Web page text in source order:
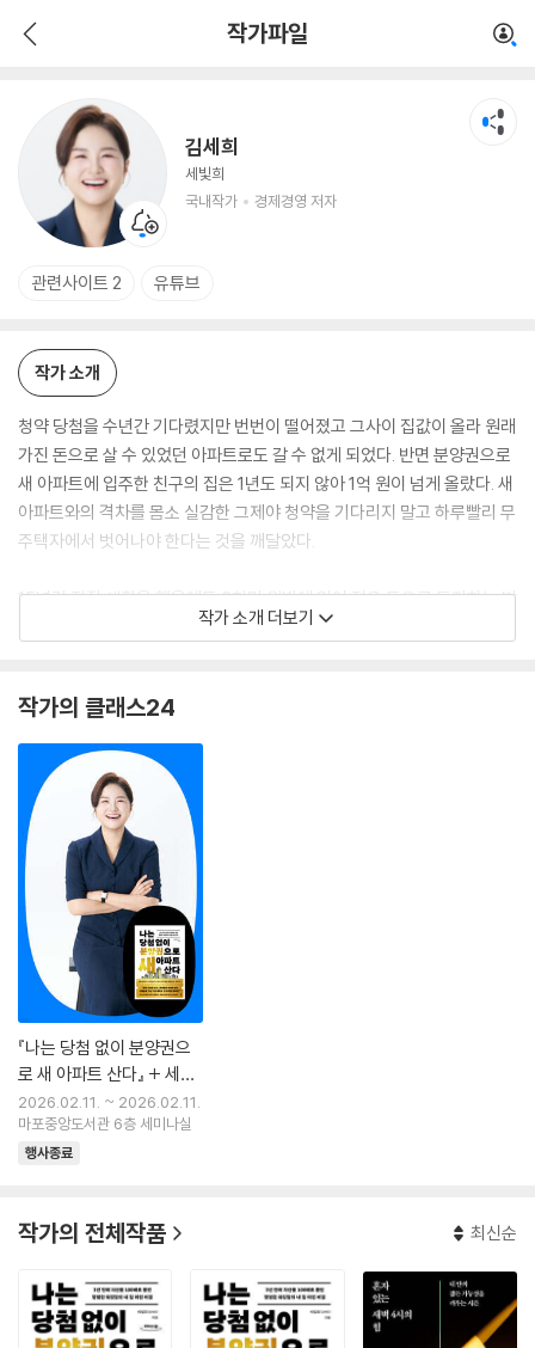
작가파일
김세희
세빛희
국내작가
경제경영 저자
경제경영 저자
관련사이트 2 유튜브
작가 소개
청약 당첨을 수년간 기다렸지만 번번이 떨어졌고 그사이 집값이 올라 원래
가진 돈으로 살 수 있었던 아파트로도 갈 수 없게 되었다. 반면 분양권으로
새 아파트에 입주한 친구의 집은 1년도 되지 않아 1억 원이 넘게 올랐다. 새
아파트와의 격차를 몸소 실감한 그제야 청약을 기다리지 말고 하루빨리 무
주택자에서 벗어나야 한다는 것을 깨달았다.
15년간 직장 생활을 했음에도 3천만 원밖에 없어 적은 돈으로 투자하는 방
법을 찾아다녔다. 그러다 분양가의 10%만 있어도 살 수 있고 곧바로 새 아
력이 있는 곳을 저렴한 가격으로 경쟁 없이 투자할 수 있었고, 그 결과 3년
만에 자산을 100배 이상으로 늘렸다.
스쳐 지나가는 모든 사람을 부자로 만들어주는 ‘부심스’를 운영하면서 저
자의 주특기인 분양권뿐만 아니라 저평가 신축 찾기, 내 집 마련과 갈아타
기 강의를 진행하고 있다. 강의를 들은 수강생들은 세심하고 꼼꼼한 일대
일 멘토링을 통해 내 집 마련의 꿈을 이루었고, 저자는 자신과 같은 어려움
을 겪는 부동산 초보들을 위하여 국내 최초 분양권 투자서를 집필했다. 저
서로는 『딱 2년 안에 무조건 돈 버는 부동산 투자 시크릿』 『혼자 있는 새벽
4시의 힘』 등이 있다.
작가 소개 더보기
작가의 클래스24
『나는 당첨 없이 분양권으
로 새 아파트 산다』 + 세빛
희 저자 북토크
2026.02.11. ~ 2026.02.11.
마포중앙도서관 6층 세미나실
행사종료
작가의 전체작품 최신순